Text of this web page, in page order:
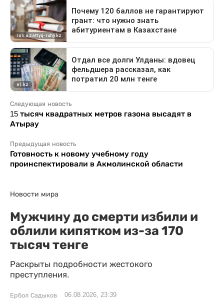
Следующая новость
15 тысяч квадратных метров газона высадят в
Атырау
Предыдущая новость
Готовность к новому учебному году
проинспектировали в Акмолинской области
Новости мира
Мужчину до смерти избили и
облили кипятком из-за 170
тысяч тенге
Раскрыты подробности жестокого
преступления.
Ербол Садыков 06.08.2026, 23:39